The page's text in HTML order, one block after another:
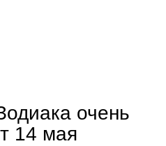
очень
14 мая